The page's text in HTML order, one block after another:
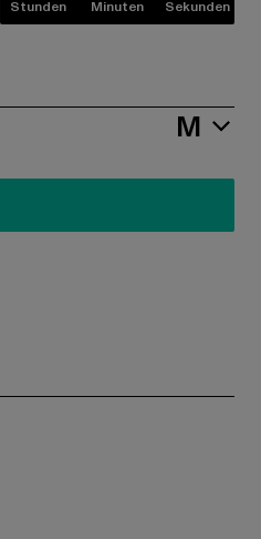
Stunden Minuten Sekunden
M